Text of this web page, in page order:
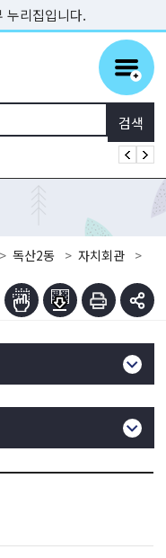
누리집입니다.
독산2동
자치회관